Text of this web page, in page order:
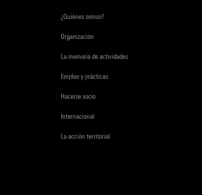
¿Quiénes somos?
Organización
La memoria de actividades
Empleo y prácticas
Hacerse socio
Internacional
La acción territorial